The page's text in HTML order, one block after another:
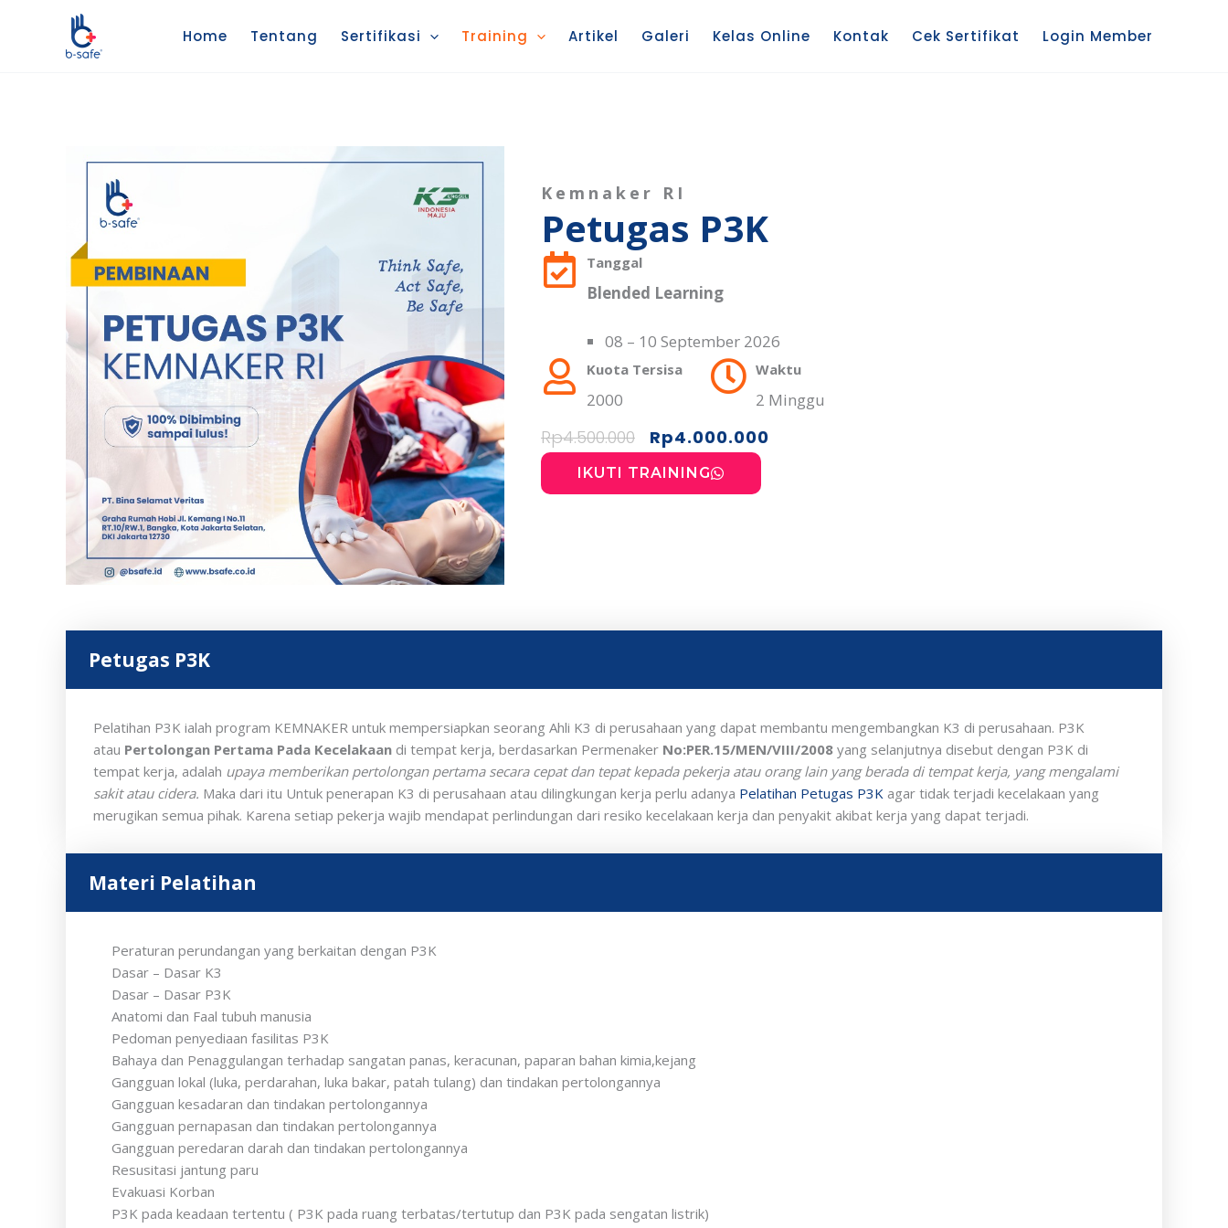
Home Tentang Sertifikasi Training Artikel Galeri Kelas Online Kontak Cek Sertifikat Login Member
Kemnaker RI
Petugas P3K
Tanggal
Blended Learning
08 – 10 September 2026
Kuota Tersisa
2000
Waktu
2 Minggu
Rp4.500.000 aslinya
adalah:
Rp4.500.000.
Rp4.000.000
IKUTI TRAINING
Petugas P3K
Pelatihan P3K ialah program KEMNAKER untuk mempersiapkan seorang Ahli K3 di perusahaan yang dapat membantu mengembangkan K3 di perusahaan. P3K
atau Pertolongan Pertama Pada Kecelakaan di tempat kerja, berdasarkan Permenaker No:PER.15/MEN/VIII/2008 yang selanjutnya disebut dengan P3K di
tempat kerja, adalah upaya memberikan pertolongan pertama secara cepat dan tepat kepada pekerja atau orang lain yang berada di tempat kerja, yang mengalami
sakit atau cidera. Maka dari itu Untuk penerapan K3 di perusahaan atau dilingkungan kerja perlu adanya Pelatihan Petugas P3K agar tidak terjadi kecelakaan yang
merugikan semua pihak. Karena setiap pekerja wajib mendapat perlindungan dari resiko kecelakaan kerja dan penyakit akibat kerja yang dapat terjadi.
Materi Pelatihan
Peraturan perundangan yang berkaitan dengan P3K
Dasar – Dasar K3
Dasar – Dasar P3K
Anatomi dan Faal tubuh manusia
Pedoman penyediaan fasilitas P3K
Bahaya dan Penaggulangan terhadap sangatan panas, keracunan, paparan bahan kimia,kejang
Gangguan lokal (luka, perdarahan, luka bakar, patah tulang) dan tindakan pertolongannya
Gangguan kesadaran dan tindakan pertolongannya
Gangguan pernapasan dan tindakan pertolongannya
Gangguan peredaran darah dan tindakan pertolongannya
Resusitasi jantung paru
Evakuasi Korban
P3K pada keadaan tertentu ( P3K pada ruang terbatas/tertutup dan P3K pada sengatan listrik)